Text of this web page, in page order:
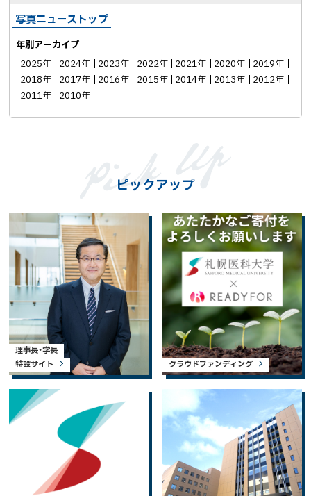
写真ニューストップ
年別アーカイブ
2025年
2024年 2023年 2022年 2021年 2020年
2019年
2018年
2017年 2016年 2015年 2014年 2013年
2012年
2011年
2010年
ピックアップ
理事長・学長
特設サイト
クラウドファンディング